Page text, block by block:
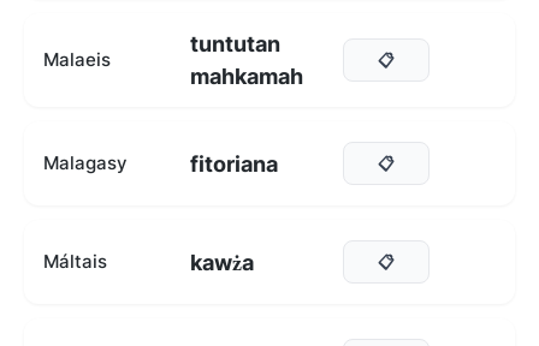
Malaeis
tuntutan
mahkamah
📋
Malagasy fitoriana 📋
Máltais kawża 📋